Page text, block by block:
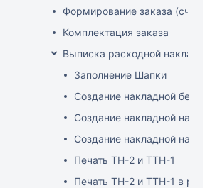
Формирование заказа
Комплектация заказа
Выписка расходной
Заполнение Шапки
Создание накладной без
Создание накладной на
Создание накладной на
Печать ТН-2 и ТТН-1
Печать ТН-2 и ТТН-1 в